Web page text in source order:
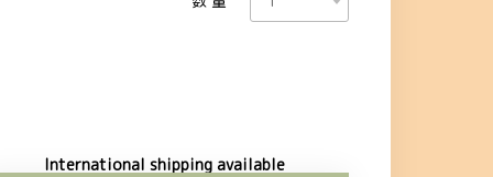
International shipping available